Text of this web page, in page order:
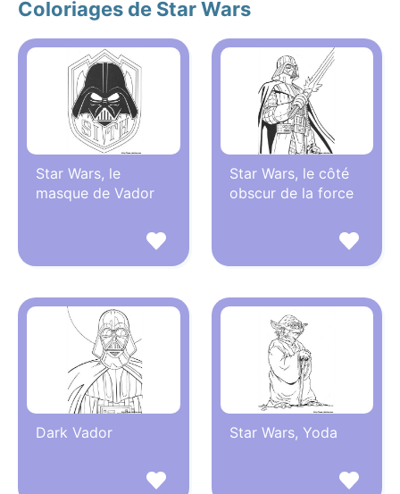
Coloriages de Star Wars
Star Wars, le
masque de Vador
Star Wars, le côté
obscur de la force
Dark Vador Star Wars, Yoda